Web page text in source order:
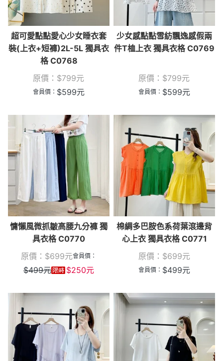
超可愛點點愛心少女睡衣套
裝(上衣+短褲)2L-5L 獨具衣
格 C0768
原價： $799元
會員價： $599元
少女感點點雪紡飄逸感假兩
件T桖上衣 獨具衣格 C0769
原價： $799元
會員價： $599元
慵懶風微抓皺高腰九分褲 獨
具衣格 C0770
原價： $699元會員價：
$499元 $250元
棉綢多巴胺色系荷葉滾邊背
心上衣 獨具衣格 C0771
原價： $699元
會員價： $499元